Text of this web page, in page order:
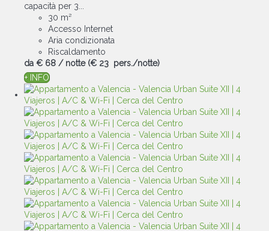
capacità per 3...
30 m²
Accesso Internet
Aria condizionata
Riscaldamento
da € 68 / notte (€ 23 pers./notte)
+ INFO